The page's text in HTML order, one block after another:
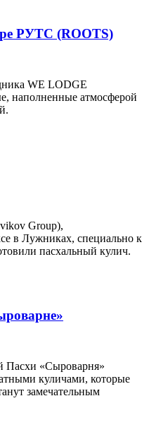
РУТС (ROOTS)
WE LODGE
наполненные атмосферой
Group),
в Лужниках, специально к
пасхальный кулич.
Пасхи «Сыроварня»
куличами, которые
замечательным